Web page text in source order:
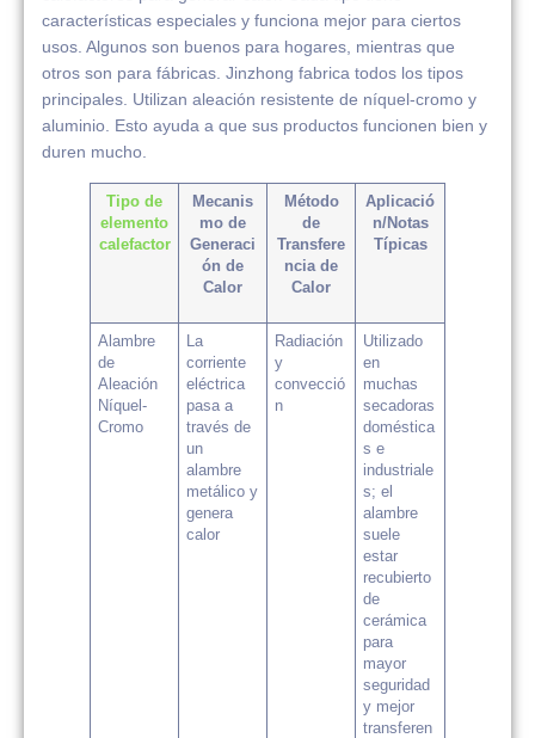
características especiales y funciona mejor para ciertos
usos. Algunos son buenos para hogares, mientras que
otros son para fábricas. Jinzhong fabrica todos los tipos
principales. Utilizan aleación resistente de níquel-cromo y
aluminio. Esto ayuda a que sus productos funcionen bien y
duren mucho.
Tipo de
elemento
calefactor
Mecanis
mo de
Generaci
ón de
Calor
Método
de
Transfere
ncia de
Calor
Aplicació
n/Notas
Típicas
Alambre
de
Aleación
Níquel-
Cromo
La
corriente
eléctrica
pasa a
través de
un
alambre
metálico y
genera
calor
Radiación
y
convecció
n
Utilizado
en
muchas
secadoras
doméstica
s e
industriale
s; el
alambre
suele
estar
recubierto
de
cerámica
para
mayor
seguridad
y mejor
transferen